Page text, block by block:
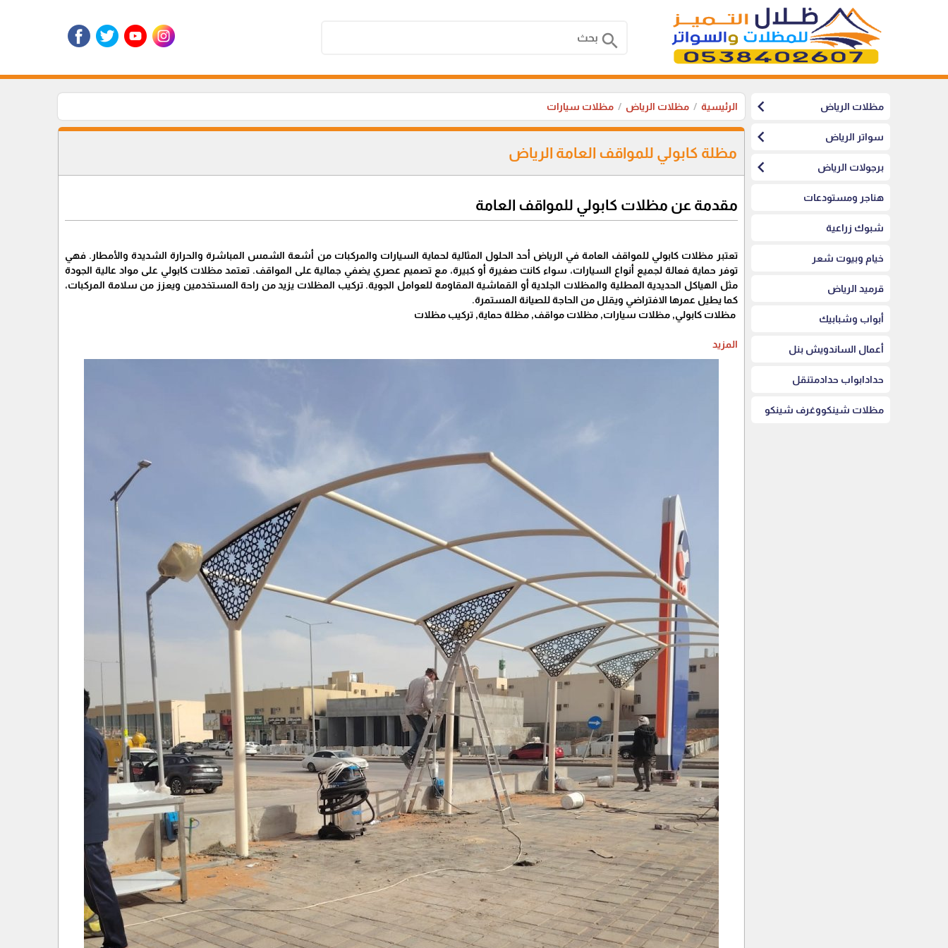
search
مظلات الرياض chevron_left
سواتر الرياض chevron_left
برجولات الرياض chevron_left
هناجر ومستودعات
شبوك زراعية
خيام وبيوت شعر
قرميد الرياض
أبواب وشبابيك
أعمال الساندويش بنل
حدادابواب حدادمتنقل
مظلات شينكووغرف شينكو
الرئيسية مظلات الرياض مظلات سيارات
مظلة كابولي للمواقف العامة الرياض
مقدمة عن مظلات كابولي للمواقف العامة
تعتبر مظلات كابولي للمواقف العامة في الرياض أحد الحلول المثالية لحماية السيارات والمركبات من أشعة الشمس المباشرة والحرارة الشديدة والأمطار. فهي
توفر حماية فعالة لجميع أنواع السيارات، سواء كانت صغيرة أو كبيرة، مع تصميم عصري يضفي جمالية على المواقف. تعتمد مظلات كابولي على مواد عالية الجودة
مثل الهياكل الحديدية المطلية والمظلات الجلدية أو القماشية المقاومة للعوامل الجوية. تركيب المظلات يزيد من راحة المستخدمين ويعزز من سلامة المركبات،
كما يطيل عمرها الافتراضي ويقلل من الحاجة للصيانة المستمرة.
مظلات كابولي, مظلات سيارات, مظلات مواقف, مظلة حماية, تركيب مظلات
المزيد